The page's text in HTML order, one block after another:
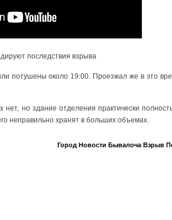
последствия взрыва
потушены около 19:00. Проезжал же в это
но здание отделения практически
неправильно хранят в больших объемах.
Город Новости Бывалоча Взрыв